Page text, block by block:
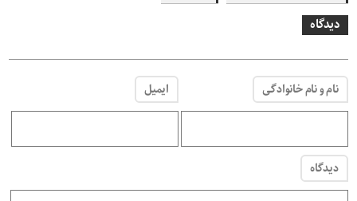
دیدگاه
نام و نام خانوادگی ایمیل
دیدگاه